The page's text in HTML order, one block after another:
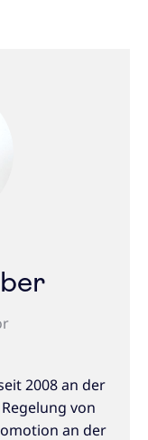
2008 an der
von
an der